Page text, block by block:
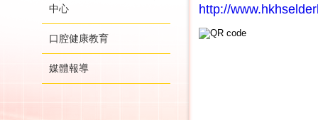
中心
口腔健康教育
媒體報導
http://